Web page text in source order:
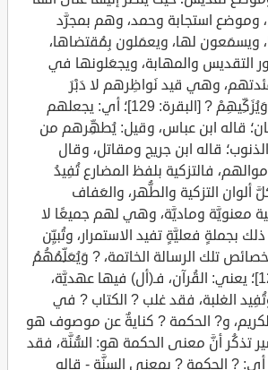
وموضع استجابة وحمد، وهم بمجرَّد
ويسمَعون لها، ويعمَلون بِمُقتضاها،
التقديس والمهابة، ويجعَلونها في
وهي قيد نَواظِرهم لا دَبْرَ
آذانهم. وقوله: ? وَيُزَكِّيهِمْ ? [البقرة: 129]؛ أي: يجعلهم
قاله ابن عباس، وقيل: يُطهِّرهم من
قاله ابن جريج ومقاتل، وقال
فالتزكية بلفظ المضارع تُفِيدُ
ألوان التزكية والطُّهر، والعَفاف
معنويَّة وماديَّة، وهي لهم جميعًا لا
بجملةٍ فعليَّةٍ تفيد الاستمرار، وتُبيِّن
تلك الرسالة الخاتمة، ? وَيُعَلِّمُهُمُ
الْكِتَابَ ? [البقرة: 129]؛ يعني: القُرآن، فـ(أل) فيها عهديَّة،
الغلبة، فقد غلب ? الكتاب ? في
و? الحكمة ? كنايةٌ عن موصوف هو
تذكُر أنَّ معنى الحكمة هو: السُّنَّة، فقد
? الحكمة ? بمعنى السنَّة - قاله